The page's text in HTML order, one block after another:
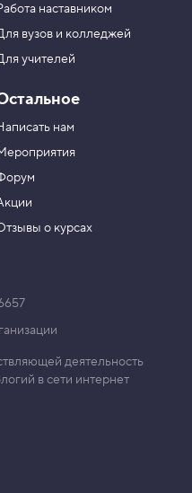
наставником
вузов и колледжей
учителей
нам
о курсах
деятельность
в сети интернет